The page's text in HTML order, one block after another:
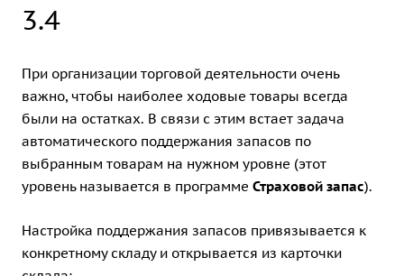
3.4
При организации торговой деятельности очень
важно, чтобы наиболее ходовые товары всегда
были на остатках. В связи с этим встает задача
автоматического поддержания запасов по
выбранным товарам на нужном уровне (этот
уровень называется в программе Страховой запас).
Настройка поддержания запасов привязывается к
конкретному складу и открывается из карточки